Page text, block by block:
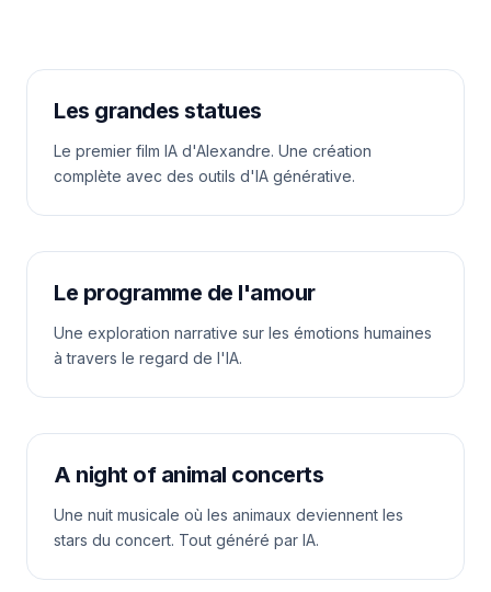
Les grandes statues
Le premier film IA d'Alexandre. Une création
complète avec des outils d'IA générative.
Le programme de l'amour
Une exploration narrative sur les émotions humaines
à travers le regard de l'IA.
A night of animal concerts
Une nuit musicale où les animaux deviennent les
stars du concert. Tout généré par IA.